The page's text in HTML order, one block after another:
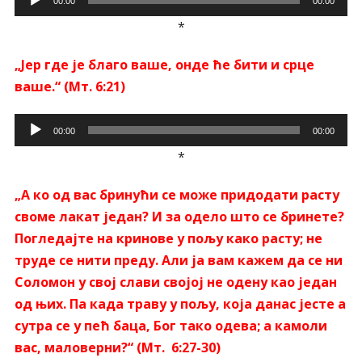
звучних
*
„Јер где је благо ваше, онде ће бити и срце
ваше.“ (Мт. 6:21)
Прегледач
звучних
00:00 00:00
*
„А ко од вас бринући се може придодати расту
своме лакат један? И за одело што се бринете?
Погледајте на кринове у пољу како расту; не
труде се нити преду. Али ја вам кажем да се ни
Соломон у свој слави својој не одену као један
од њих. Па када траву у пољу, која данас јесте а
сутра се у пећ баца, Бог тако одева; а камоли
вас, маловерни?“ (Мт. 6:27-30)